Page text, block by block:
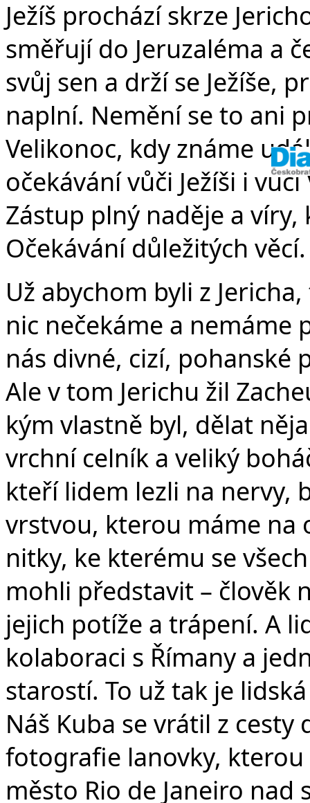
Ježíš prochází skrze
směřují do Jeruzaléma a
svůj sen a drží se Ježíše,
naplní. Nemění se to ani
Velikonoc, kdy známe
očekávání vůči Ježíši i
Zástup plný naděje a víry,
Očekávání důležitých věcí.
Už abychom byli z
nic nečekáme a nemáme
nás divné, cizí, pohanské
Ale v tom Jerichu žil
kým vlastně byl, dělat
vrchní celník a veliký
kteří lidem lezli na nervy,
vrstvou, kterou máme na
nitky, ke kterému se
mohli představit – člověk
jejich potíže a trápení. A
kolaboraci s Římany a
starostí. To už tak je
Náš Kuba se vrátil z cesty
fotografie lanovky,
město Rio de Janeiro